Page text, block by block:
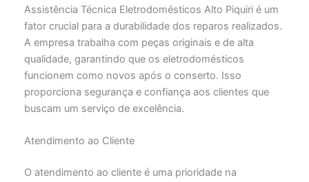
Assistência Técnica Eletrodomésticos Alto Piquiri é um
fator crucial para a durabilidade dos reparos realizados.
A empresa trabalha com peças originais e de alta
qualidade, garantindo que os eletrodomésticos
funcionem como novos após o conserto. Isso
proporciona segurança e confiança aos clientes que
buscam um serviço de excelência.
Atendimento ao Cliente
O atendimento ao cliente é uma prioridade na